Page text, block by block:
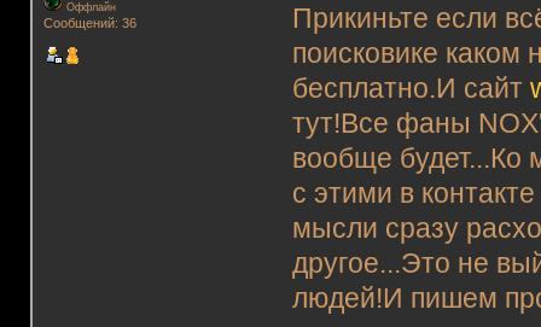
Оффлайн
Сообщений: 36
Прикиньте если
поисковике каком
бесплатно.И сайт
тут!Все фаны
вообще будет...Ко
с этими в
мысли сразу
другое...Это не
людей!И пишем